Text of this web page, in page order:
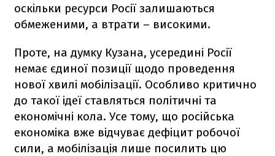
оскільки ресурси Росії залишаються
обмеженими, а втрати – високими.
Проте, на думку Кузана, усередині Росії
немає єдиної позиції щодо проведення
нової хвилі мобілізації. Особливо критично
до такої ідеї ставляться політичні та
економічні кола. Усе тому, що російська
економіка вже відчуває дефіцит робочої
сили, а мобілізація лише посилить цю